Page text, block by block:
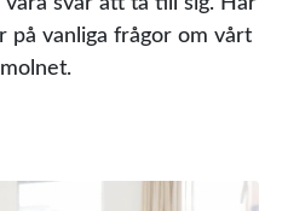
på vanliga frågor om vårt